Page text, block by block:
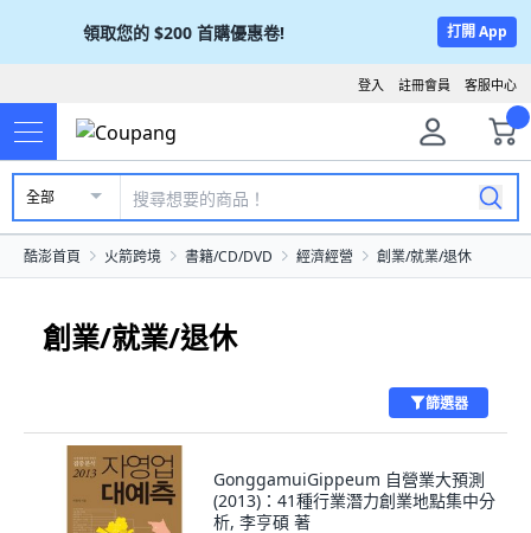
領取您的 $200 首購優惠卷! 打開 App
客服中心
註冊會員
登入
全部
酷澎首頁 火箭跨境 書籍/CD/DVD 經濟經營 創業/就業/退休
創業/就業/退休
篩選器
GonggamuiGippeum 自營業大預測
(2013)：41種行業潛力創業地點集中分
析, 李亨碩 著